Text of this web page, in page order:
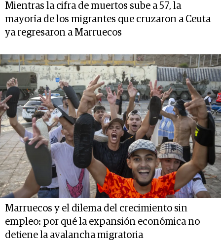
Mientras la cifra de muertos sube a 57, la
mayoría de los migrantes que cruzaron a Ceuta
ya regresaron a Marruecos
Marruecos y el dilema del crecimiento sin
empleo: por qué la expansión económica no
detiene la avalancha migratoria